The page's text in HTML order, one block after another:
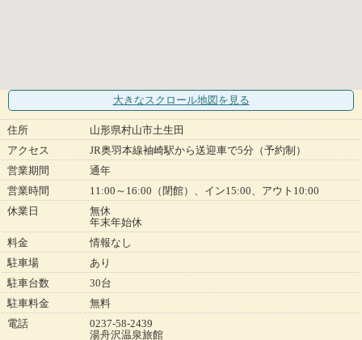
大きなスクロール地図 を見る
住所
山形県村山市土生田
アクセス
JR奥羽本線袖崎駅から送迎車で5分（予約制）
営業期間
通年
営業時間
11:00～16:00（閉館）、イン15:00、アウト10:00
休業日
無休
年末年始休
料金
情報なし
駐車場
あり
駐車台数
30台
駐車料金
無料
電話
0237-58-2439
湯舟沢温泉旅館